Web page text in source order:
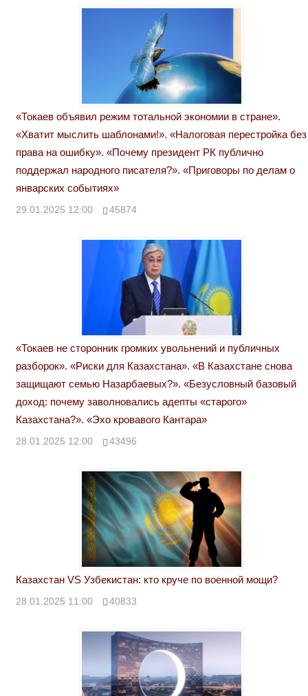
«Токаев объявил режим тотальной экономии в стране».
«Хватит мыслить шаблонами!». «Налоговая перестройка без
права на ошибку». «Почему президент РК публично
поддержал народного писателя?». «Приговоры по делам о
январских событиях»
29.01.2025 12:00 45874
«Токаев не сторонник громких увольнений и публичных
разборок». «Риски для Казахстана». «В Казахстане снова
защищают семью Назарбаевых?». «Безусловный базовый
доход: почему заволновались адепты «старого»
Казахстана?». «Эхо кровавого Кантара»
28.01.2025 12:00 43496
Казахстан VS Узбекистан: кто круче по военной мощи?
28.01.2025 11:00 40833